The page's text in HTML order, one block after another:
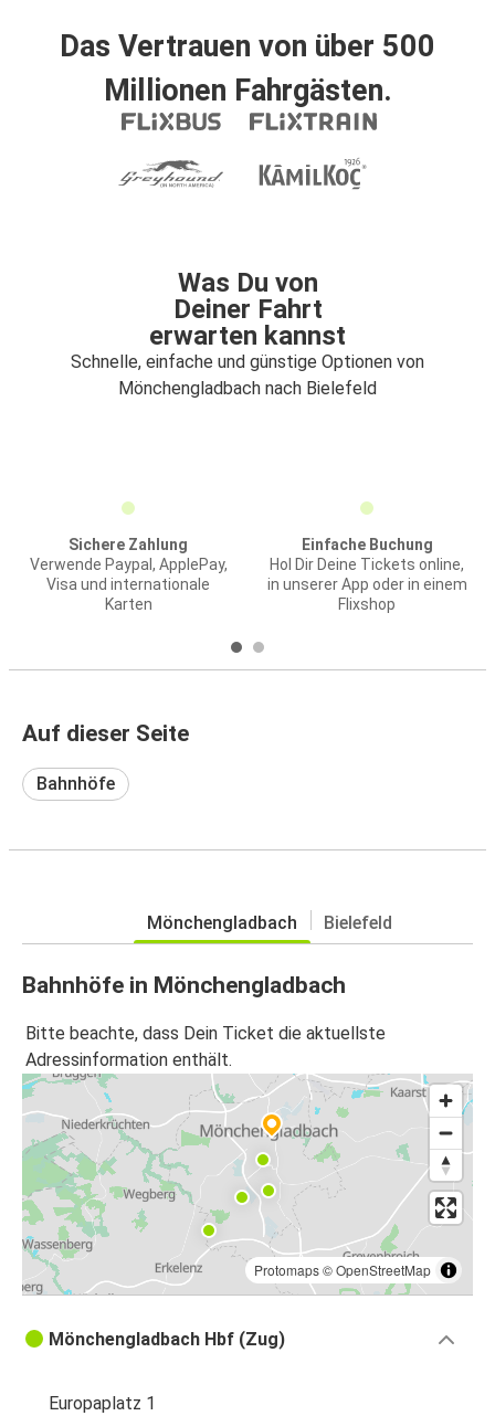
Das Vertrauen von über 500
Millionen Fahrgästen.
Was Du von
Deiner Fahrt
erwarten kannst
Schnelle, einfache und günstige Optionen von
Mönchengladbach nach Bielefeld
Sichere Zahlung
Verwende Paypal, ApplePay,
Visa und internationale
Karten
Einfache Buchung
Hol Dir Deine Tickets online,
in unserer App oder in einem
Flixshop
Auf dieser Seite
Bahnhöfe
Mönchengladbach Bielefeld
Bahnhöfe in Mönchengladbach
Bitte beachte, dass Dein Ticket die aktuellste
Adressinformation enthält.
Protomaps©OpenStreetMap
Mönchengladbach Hbf (Zug)
Europaplatz 1